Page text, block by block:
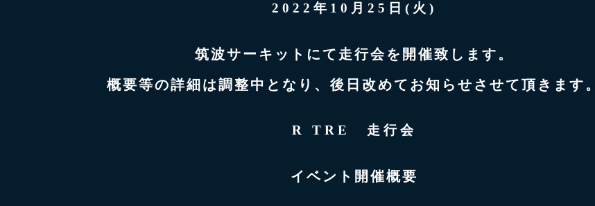
2022年10月25日(火)
筑波サーキットにて走行会を開催致します。
概要等の詳細は調整中となり、後日改めてお知らせさせて頂きます。
R TRE 走行会
イベント開催概要